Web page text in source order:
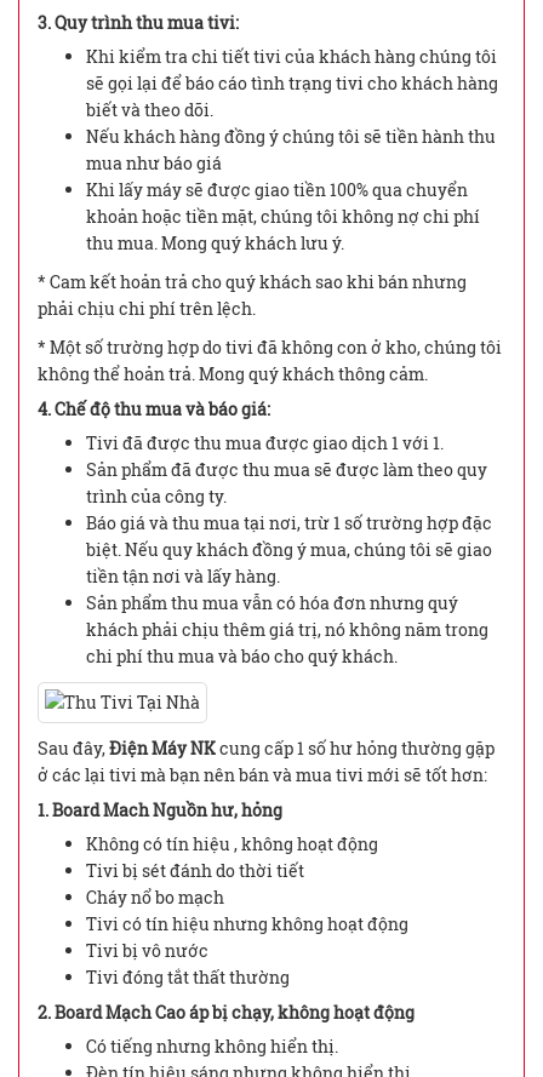
3.Quy trình thu mua tivi:
Khi kiểm tra chi tiết tivi của khách hàng chúng tôi
sẽ gọi lại để báo cáo tình trạng tivi cho khách hàng
biết và theo dõi.
Nếu khách hàng đồng ý chúng tôi sẽ tiền hành thu
mua như báo giá
Khi lấy máy sẽ được giao tiền 100% qua chuyển
khoản hoặc tiền mặt, chúng tôi không nợ chi phí
thu mua. Mong quý khách lưu ý.
* Cam kết hoản trả cho quý khách sao khi bán nhưng
phải chịu chi phí trên lệch.
* Một số trường hợp do tivi đã không con ở kho, chúng tôi
không thể hoản trả. Mong quý khách thông cảm.
4. Chế độ thu mua và báo giá:
Tivi đã được thu mua được giao dịch 1 với 1.
Sản phẩm đã được thu mua sẽ được làm theo quy
trình của công ty.
Báo giá và thu mua tại nơi, trừ 1 số trường hợp đặc
biệt. Nếu quy khách đồng ý mua, chúng tôi sẽ giao
tiền tận nơi và lấy hàng.
Sản phẩm thu mua vẫn có hóa đơn nhưng quý
khách phải chịu thêm giá trị, nó không năm trong
chi phí thu mua và báo cho quý khách.
Sau đây,Điện Máy NKcung cấp 1 số hư hỏng thường gặp
ở các lại tivi mà bạn nên bán và mua tivi mới sẽ tốt hơn:
1. Board Mach Nguồn hư, hỏng
Không có tín hiệu , không hoạt động
Tivi bị sét đánh do thời tiết
Cháy nổ bo mạch
Tivi có tín hiệu nhưng không hoạt động
Tivi bị vô nước
Tivi đóng tắt thất thường
2. Board Mạch Cao áp bị chạy, không hoạt động
Có tiếng nhưng không hiển thị.
Đèn tín hiệu sáng nhưng không hiển thị